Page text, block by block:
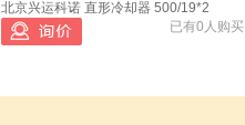
北京兴运科诺 直形冷却器 500/19*2
已有0人购买